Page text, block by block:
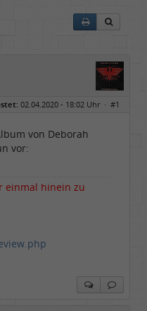
02.04.2020 - 18:02 Uhr · #1
von Deborah
vor:
einmal hinein zu